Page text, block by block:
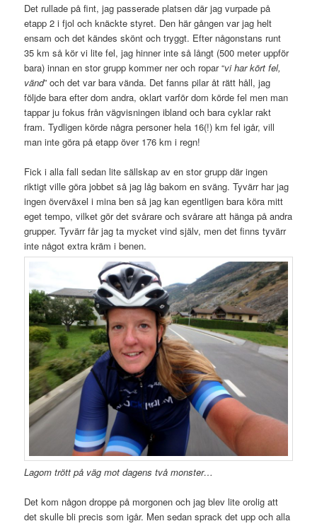
Det rullade på fint, jag passerade platsen där jag vurpade på
etapp 2 i fjol och knäckte styret. Den här gången var jag helt
ensam och det kändes skönt och tryggt. Efter någonstans runt
35 km så kör vi lite fel, jag hinner inte så långt (500 meter uppför
bara) innan en stor grupp kommer ner och ropar “vi har kört fel,
vänd” och det var bara vända. Det fanns pilar åt rätt håll, jag
följde bara efter dom andra, oklart varför dom körde fel men man
tappar ju fokus från vägvisningen ibland och bara cyklar rakt
fram. Tydligen körde några personer hela 16(!) km fel igår, vill
man inte göra på etapp över 176 km i regn!
Fick i alla fall sedan lite sällskap av en stor grupp där ingen
riktigt ville göra jobbet så jag låg bakom en sväng. Tyvärr har jag
ingen överväxel i mina ben så jag kan egentligen bara köra mitt
eget tempo, vilket gör det svårare och svårare att hänga på andra
grupper. Tyvärr får jag ta mycket vind själv, men det finns tyvärr
inte något extra kräm i benen.
Lagom trött på väg mot dagens två monster…
Det kom någon droppe på morgonen och jag blev lite orolig att
det skulle bli precis som igår. Men sedan sprack det upp och alla